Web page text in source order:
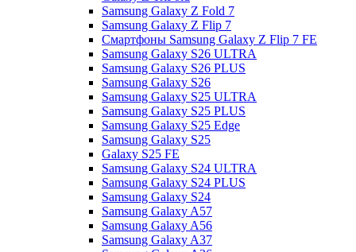
Samsung Galaxy Z Fold 7
Samsung Galaxy Z Flip 7
Смартфоны Samsung Galaxy Z Flip 7 FE
Samsung Galaxy S26 ULTRA
Samsung Galaxy S26 PLUS
Samsung Galaxy S26
Samsung Galaxy S25 ULTRA
Samsung Galaxy S25 PLUS
Samsung Galaxy S25 Edge
Samsung Galaxy S25
Galaxy S25 FE
Samsung Galaxy S24 ULTRA
Samsung Galaxy S24 PLUS
Samsung Galaxy S24
Samsung Galaxy A57
Samsung Galaxy A56
Samsung Galaxy A37